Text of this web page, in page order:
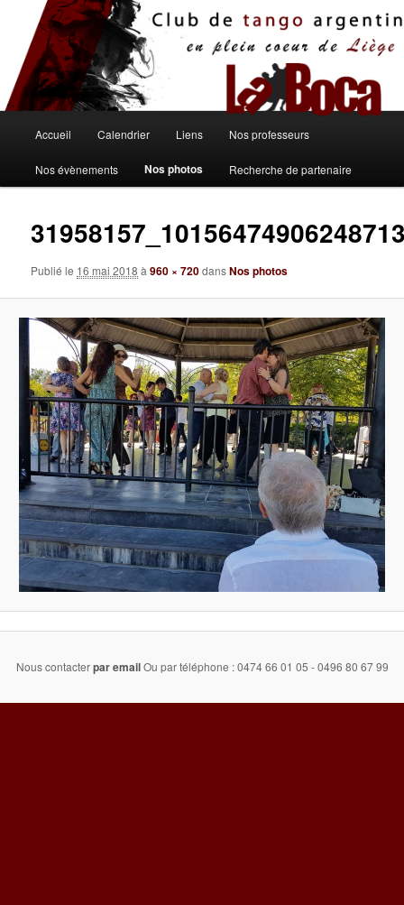
contenu
principal
principal
Accueil Calendrier Liens Nos professeurs
Nos évènements Nos photos Recherche de partenaire
Publié le 16 mai 2018 à960 × 720dansNos photos
Nous contacterpar emailOu par téléphone : 0474 66 01 05 - 0496 80 67 99